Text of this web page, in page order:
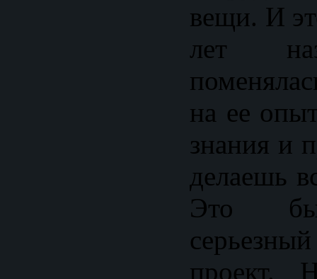
вещи. И
лет
на ее
знания и
делаешь
Это
проект.